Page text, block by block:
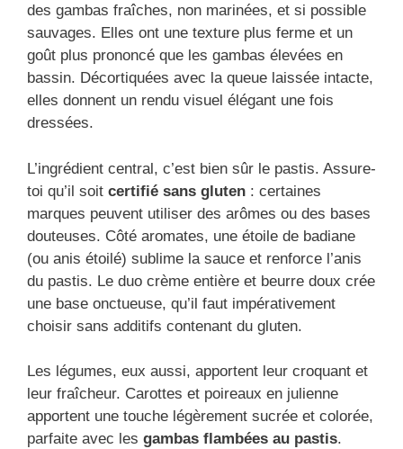
des gambas fraîches, non marinées, et si possible
sauvages. Elles ont une texture plus ferme et un
goût plus prononcé que les gambas élevées en
bassin. Décortiquées avec la queue laissée intacte,
elles donnent un rendu visuel élégant une fois
dressées.
L’ingrédient central, c’est bien sûr le pastis. Assure-
toi qu’il soit certifié sans gluten : certaines
marques peuvent utiliser des arômes ou des bases
douteuses. Côté aromates, une étoile de badiane
(ou anis étoilé) sublime la sauce et renforce l’anis
du pastis. Le duo crème entière et beurre doux crée
une base onctueuse, qu’il faut impérativement
choisir sans additifs contenant du gluten.
Les légumes, eux aussi, apportent leur croquant et
leur fraîcheur. Carottes et poireaux en julienne
apportent une touche légèrement sucrée et colorée,
parfaite avec les gambas flambées au pastis.